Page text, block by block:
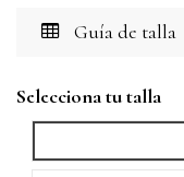
Guía de talla
Selecciona tu talla